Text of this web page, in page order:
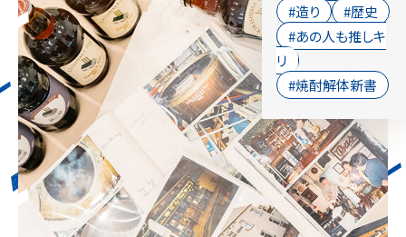
#造り
#歴史
#あの人も推しキ
リ
#焼酎解体新書